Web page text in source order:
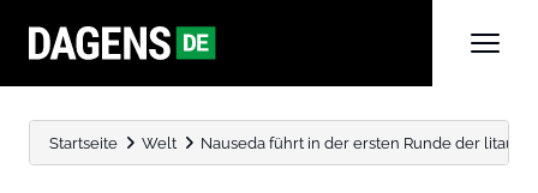
Startseite Welt Nauseda führt in der ersten Runde der